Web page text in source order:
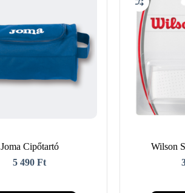
Joma Cipőtartó
5 490Ft
Wilson